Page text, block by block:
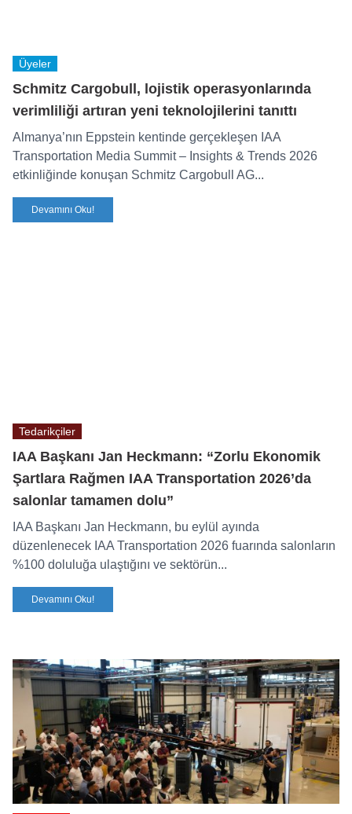
Üyeler
Schmitz Cargobull, lojistik operasyonlarında
verimliliği artıran yeni teknolojilerini tanıttı
Almanya’nın Eppstein kentinde gerçekleşen IAA
Transportation Media Summit – Insights & Trends 2026
etkinliğinde konuşan Schmitz Cargobull AG...
Devamını Oku!
Tedarikçiler
IAA Başkanı Jan Heckmann: “Zorlu Ekonomik
Şartlara Rağmen IAA Transportation 2026’da
salonlar tamamen dolu”
IAA Başkanı Jan Heckmann, bu eylül ayında
düzenlenecek IAA Transportation 2026 fuarında salonların
%100 doluluğa ulaştığını ve sektörün...
Devamını Oku!